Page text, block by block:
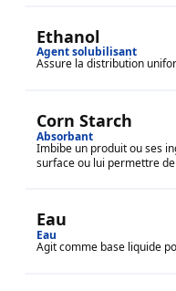
Ethanol
Agent solubilisant
Assure la distribution
Corn Starch
Absorbant
Imbibe un produit ou ses
surface ou lui permettre
Eau
Eau
Agit comme base liquide